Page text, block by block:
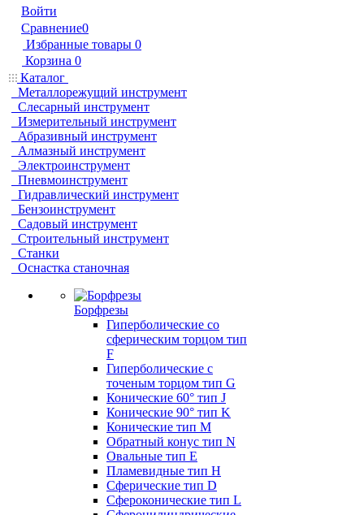
Войти
Сравнение0
Избранные товары 0
Корзина 0
Каталог
Металлорежущий инструмент
Слесарный инструмент
Измерительный инструмент
Абразивный инструмент
Алмазный инструмент
Электроинструмент
Пневмоинструмент
Гидравлический инструмент
Бензоинструмент
Садовый инструмент
Строительный инструмент
Станки
Оснастка станочная
Борфрезы
Гиперболические cо
сферическим торцом тип
F
Гиперболические с
точеным торцом тип G
Конические 60° тип J
Конические 90° тип K
Конические тип M
Обратный конус тип N
Овальные тип E
Пламевидные тип H
Сферические тип D
Сфероконические тип L